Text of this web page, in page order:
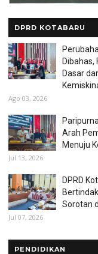
DPRD KOTABARU
Dibahas,
Dasar
Ago 03, 2026
Arah
Menuju
Jul 13, 2026
DPRD
Sorotan
Jul 07, 2026
PENDIDIKAN